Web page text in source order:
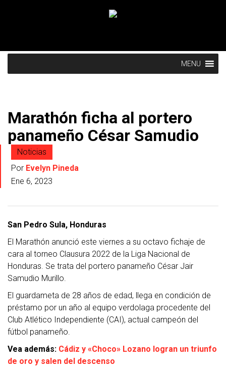
MENU
Marathón ficha al portero
panameño César Samudio
Noticias
Por Evelyn Pineda
Ene 6, 2023
San Pedro Sula, Honduras
El Marathón anunció este viernes a su octavo fichaje de
cara al torneo Clausura 2022 de la Liga Nacional de
Honduras. Se trata del portero panameño César Jair
Samudio Murillo.
El guardameta de 28 años de edad, llega en condición de
préstamo por un año al equipo verdolaga procedente del
Club Atlético Independiente (CAI), actual campeón del
fútbol panameño.
Vea además: Cádiz y «Choco» Lozano logran un triunfo
de oro y salen del descenso